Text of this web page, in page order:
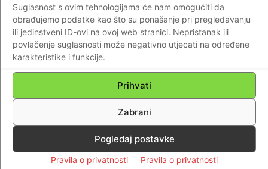
Suglasnost s ovim tehnologijama će nam omogućiti da
obrađujemo podatke kao što su ponašanje pri pregledavanju
ili jedinstveni ID-ovi na ovoj web stranici. Nepristanak ili
povlačenje suglasnosti može negativno utjecati na određene
karakteristike i funkcije.
Prihvati
Zabrani
Pogledaj postavke
Pravila o privatnosti Pravila o privatnosti
Impressum Kontaktirajte nas Pravila o privatnosti